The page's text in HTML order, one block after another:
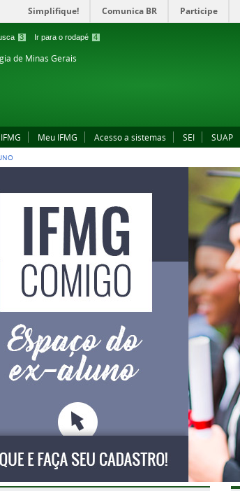
3 Ir para o rodapé 4
Simplifique! Comunica BR Participe
de Minas Gerais
Meu IFMG Acesso a sistemas SEI SUAP